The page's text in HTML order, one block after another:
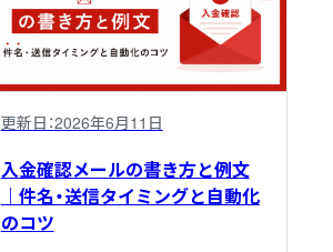
更新日：2026年6月11日
入金確認メールの書き方と例文
｜件名・送信タイミングと自動化
のコツ